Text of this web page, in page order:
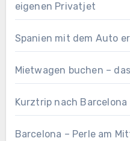
eigenen Privatjet
Spanien mit dem Auto
Mietwagen buchen –
Kurztrip nach Barcelona
Barcelona – Perle am